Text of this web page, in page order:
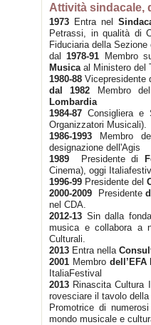
Attività sindacale,
1973 Entra nel
Petrassi, in qualità di
Fiduciaria della Sezione
dal1978-91 Membro
Musicaal Ministero del
1980-88 Vicepresidente
dal 1982 Membro
Lombardia
1984-87 Consigliera e
Organizzatori Musicali).
1986-1993 Membro
designazione dell'Agis
1989 Presidente di
Cinema), oggi
1996-99 Presidente del
2000-2009 Presidente
nel CDA.
2012-13 Sin dalla
musica e collabora a
Culturali.
2013 Entra nella
2001 Membro
ItaliaFestival
2013 Rinascita Cultura
rovesciare il tavolo
Promotrice di
mondo musicale e